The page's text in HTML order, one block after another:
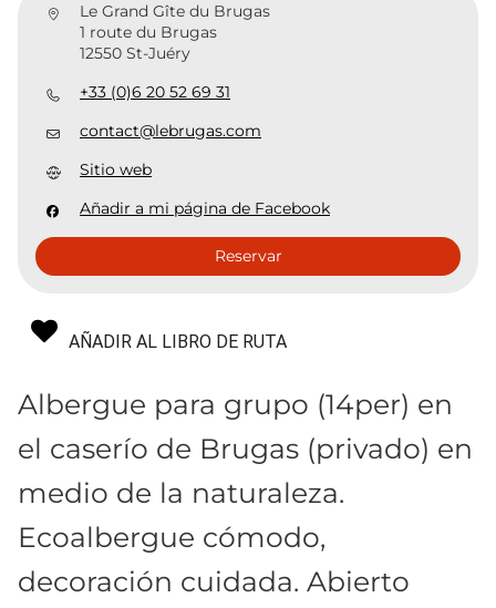
Le Grand Gîte du Brugas
1 route du Brugas
12550 St-Juéry
+33 (0)6 20 52 69 31
contact@lebrugas.com
Sitio web
Añadir a mi página de Facebook
Reservar
AÑADIR AL LIBRO DE RUTA
Albergue para grupo (14per) en
el caserío de Brugas (privado) en
medio de la naturaleza.
Ecoalbergue cómodo,
decoración cuidada. Abierto